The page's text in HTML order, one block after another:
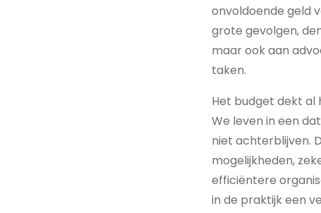
onvoldoende geld
grote gevolgen,
maar ook aan
taken.
Het budget dekt al
We leven in een
niet achterblijven.
mogelijkheden,
efficiëntere
in de praktijk een